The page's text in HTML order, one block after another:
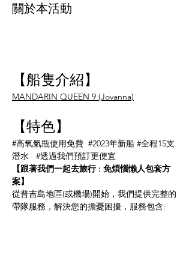
關於本活動
【船隻介紹】
MANDARIN QUEEN 9 (Jovanna)
【特色】
#高氧氣瓶使用免費 #2023年新船 #全程15支
潛水
#透過我們預訂更便宜
【跟著我們一起去旅行 : 免煩惱懶人包套方
案】
從普吉島地區(或機場)開始，我們提供完整的
帶隊服務，解決您的擔憂困擾，服務包含: